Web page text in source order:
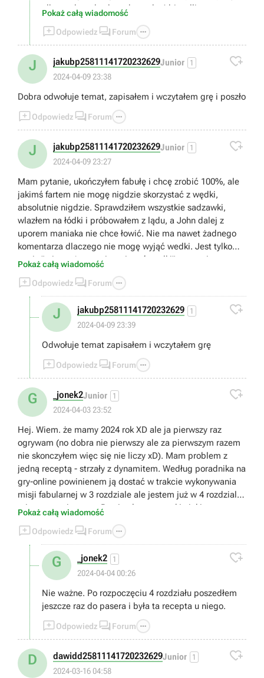
albo w skrzynkach w obozach o'driscolli
Pokaż całą wiadomość
Odpowiedz  Forum 
J jakubp25811141720232629Junior 1
2024-04-09 23:38

Dobra odwołuje temat, zapisałem i wczytałem grę i poszło
Odpowiedz  Forum 
J jakubp25811141720232629Junior 1
2024-04-09 23:27

Mam pytanie, ukończyłem fabułę i chcę zrobić 100%, ale
jakimś fartem nie mogę nigdzie skorzystać z wędki,
absolutnie nigdzie. Sprawdziłem wszystkie sadzawki,
wlazłem na łódki i próbowałem z lądu, a John dalej z
uporem maniaka nie chce łowić. Nie ma nawet żadnego
komentarza dlaczego nie mogę wyjąć wedki. Jest tylko
napis " nie można tutaj wyciągać wędki" proszę i pomoc.
Pokaż całą wiadomość
Odpowiedz  Forum 
J jakubp25811141720232629 1
2024-04-09 23:39

Odwołuje temat zapisałem i wczytałem grę
Odpowiedz  Forum 
G _jonek2Junior 1
2024-04-03 23:52

Hej. Wiem. że mamy 2024 rok XD ale ja pierwszy raz
ogrywam (no dobra nie pierwszy ale za pierwszym razem
nie skonczyłem więc się nie liczy xD). Mam problem z
jedną receptą - strzały z dynamitem. Według poradnika na
gry-online powinienem ją dostać w trakcie wykonywania
misji fabularnej w 3 rozdziale ale jestem już w 4 rozdziale i
tej recepty nie mam. Przejrzałem wszystkie jakie mam w
ekwipunku i tej jednej akurat nie mam. U pasera też jej nie
ma do kupienia.
Pokaż całą wiadomość
Odpowiedz  Forum 
G _jonek2 1
2024-04-04 00:26

Nie ważne. Po rozpoczęciu 4 rozdziału poszedłem
jeszcze raz do pasera i była ta recepta u niego.
Odpowiedz  Forum 
D dawidd25811141720232629Junior 1
2024-03-16 04:58
